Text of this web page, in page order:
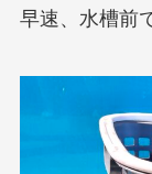
早速、水槽前